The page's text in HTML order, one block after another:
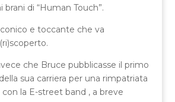
di “Human Touch”.
e toccante che va
che Bruce pubblicasse il primo
sua carriera per una rimpatriata
la E-street band , a breve